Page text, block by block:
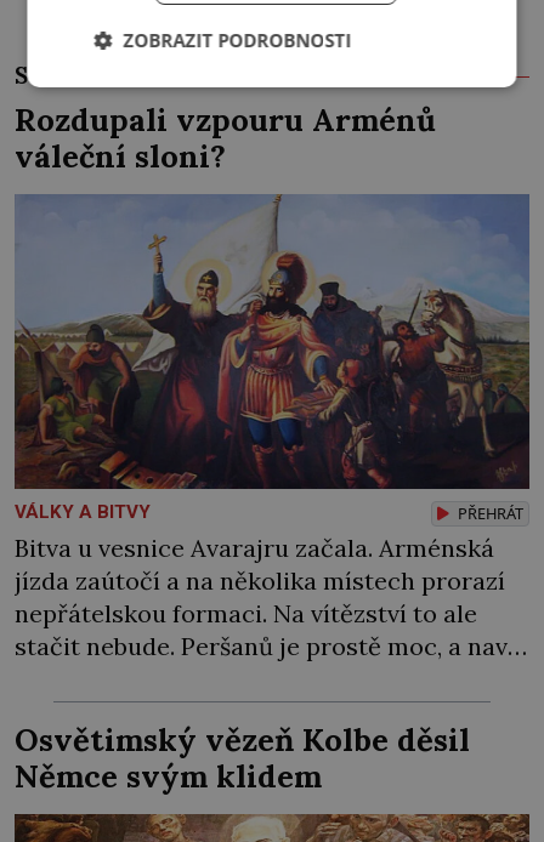
SOUVISEJÍCÍ ČLÁNKY
Rozdupali vzpouru Arménů
váleční sloni?
VÁLKY A BITVY PŘEHRÁT
Bitva u vesnice Avarajru začala. Arménská
jízda zaútočí a na několika místech prorazí
nepřátelskou formaci. Na vítězství to ale
stačit nebude. Peršanů je prostě moc, a navíc
obávané válečné slony! Arménie jako první
země na světě přijala křesťanství za státní
náboženství. Stalo se tak roku 301 během
vlády arménského krále […]
Osvětimský vězeň Kolbe děsil
Němce svým klidem
ZOBRAZIT PODROBNOSTI